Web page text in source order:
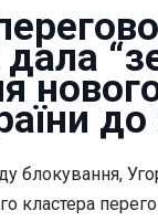
блокування,
кластера